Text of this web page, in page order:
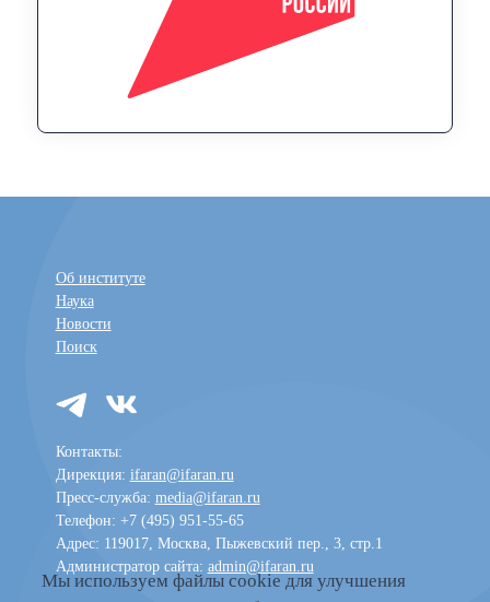
Об институте
Наука
Новости
Поиск
Контакты:
Дирекция: ifaran@ifaran.ru
Пресс-служба: media@ifaran.ru
Телефон: +7 (495) 951-55-65
Адрес: 119017, Москва, Пыжевский пер., 3, стр.1
Администратор сайта: admin@ifaran.ru
Мы используем файлы cookie для улучшения